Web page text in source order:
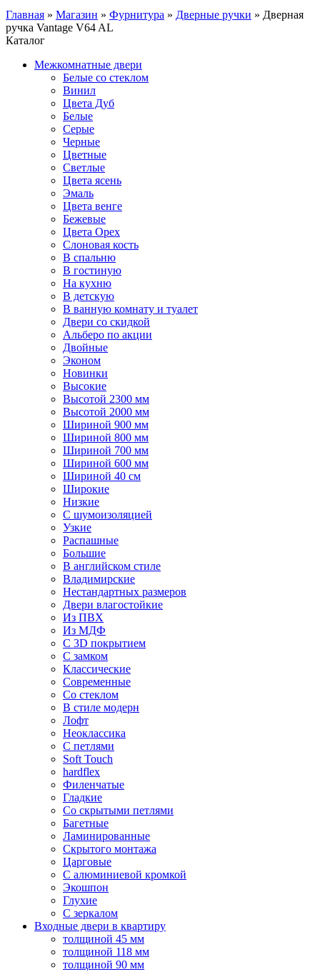
Главная » Магазин » Фурнитура » Дверные ручки » Дверная
ручка Vantage V64 AL
Каталог
Межкомнатные двери
Белые со стеклом
Винил
Цвета Дуб
Белые
Серые
Черные
Цветные
Светлые
Цвета ясень
Эмаль
Цвета венге
Бежевые
Цвета Орех
Слоновая кость
В спальню
В гостиную
На кухню
В детскую
В ванную комнату и туалет
Двери со скидкой
Альберо по акции
Двойные
Эконом
Новинки
Высокие
Высотой 2300 мм
Высотой 2000 мм
Шириной 900 мм
Шириной 800 мм
Шириной 700 мм
Шириной 600 мм
Шириной 40 см
Широкие
Низкие
С шумоизоляцией
Узкие
Распашные
Большие
В английском стиле
Владимирские
Нестандартных размеров
Двери влагостойкие
Из ПВХ
Из МДФ
С 3D покрытием
С замком
Классические
Современные
Со стеклом
В стиле модерн
Лофт
Неоклассика
С петлями
Soft Touch
hardflex
Филенчатые
Гладкие
Со скрытыми петлями
Багетные
Ламинированные
Скрытого монтажа
Царговые
С алюминиевой кромкой
Экошпон
Глухие
С зеркалом
Входные двери в квартиру
толщиной 45 мм
толщиной 118 мм
толщиной 90 мм